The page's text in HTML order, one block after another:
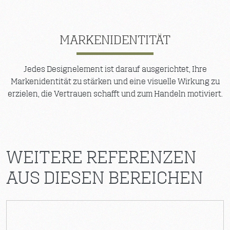
MARKENIDENTITÄT
Jedes Designelement ist darauf ausgerichtet, Ihre
Markenidentität zu stärken und eine visuelle Wirkung zu
erzielen, die Vertrauen schafft und zum Handeln motiviert.
WEITERE REFERENZEN
AUS DIESEN BEREICHEN